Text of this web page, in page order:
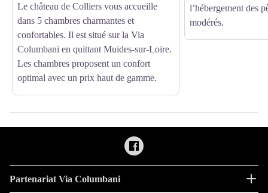
Le château de Colliers vous accueille
dans 5 chambres charmantes et
confortables. Il est situé sur la Via
Columbani en quittant Muides-sur-Loire.
Les chambres proposent un confort
optimal avec un prix haut de gamme.
l’hébergement des
modérés.
Partenariat Via Columbani